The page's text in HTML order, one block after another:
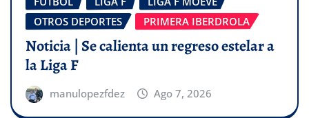
OTROS DEPORTES
PRIMERA IBERDROLA
Noticia | Se calienta un regreso estelar a
la Liga F
manulopezfdez Ago 7, 2026